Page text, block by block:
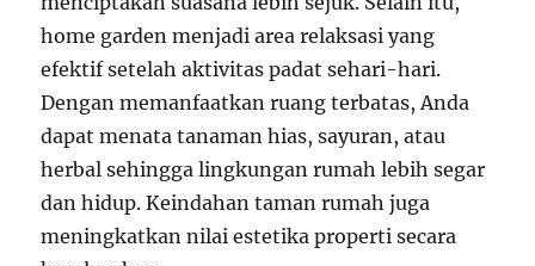
home garden menjadi area relaksasi yang
efektif setelah aktivitas padat sehari-hari.
Dengan memanfaatkan ruang terbatas, Anda
dapat menata tanaman hias, sayuran, atau
herbal sehingga lingkungan rumah lebih segar
dan hidup. Keindahan taman rumah juga
meningkatkan nilai estetika properti secara